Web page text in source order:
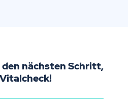
nächsten Schritt,